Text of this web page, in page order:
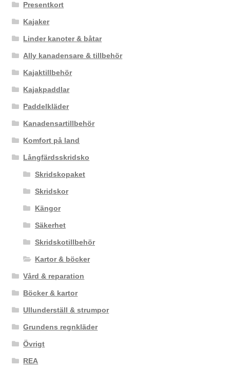
Presentkort
Kajaker
Linder kanoter & båtar
Ally kanadensare & tillbehör
Kajaktillbehör
Kajakpaddlar
Paddelkläder
Kanadensartillbehör
Komfort på land
Långfärdsskridsko
Skridskopaket
Skridskor
Kängor
Säkerhet
Skridskotillbehör
Kartor & böcker
Vård & reparation
Böcker & kartor
Ullunderställ & strumpor
Grundens regnkläder
Övrigt
REA